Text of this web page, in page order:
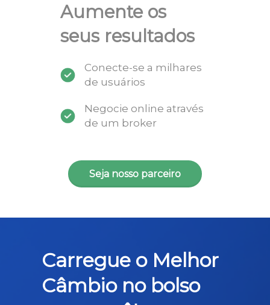
Aumente os
seus resultados
Conecte-se a milhares
de usuários
Negocie online através
de um broker
Seja nosso parceiro
Carregue o Melhor
Câmbio no bolso